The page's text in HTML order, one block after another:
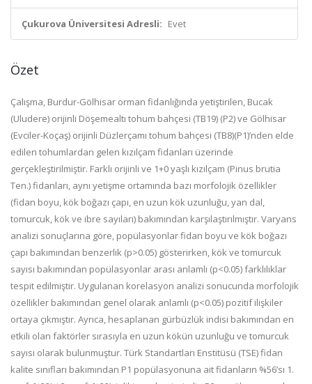
Çukurova Üniversitesi Adresli: Evet
Özet
Çalışma, Burdur-Gölhisar orman fidanlığında yetiştirilen, Bucak
(Uludere) orijinli Döşemealtı tohum bahçesi (TB19) (P2) ve Gölhisar
(Evciler-Koçaş) orijinli Düzlerçamı tohum bahçesi (TB8)(P1)’nden elde
edilen tohumlardan gelen kızılçam fidanları üzerinde
gerçekleştirilmiştir. Farklı orijinli ve 1+0 yaşlı kızılçam (Pinus brutia
Ten.) fidanları, aynı yetişme ortamında bazı morfolojik özellikler
(fidan boyu, kök boğazı çapı, en uzun kök uzunluğu, yan dal,
tomurcuk, kök ve ibre sayıları) bakımından karşılaştırılmıştır. Varyans
analizi sonuçlarına göre, popülasyonlar fidan boyu ve kök boğazı
çapı bakımından benzerlik (p>0.05) gösterirken, kök ve tomurcuk
sayısı bakımından popülasyonlar arası anlamlı (p<0.05) farklılıklar
tespit edilmiştir. Uygulanan korelasyon analizi sonucunda morfolojik
özellikler bakımından genel olarak anlamlı (p<0.05) pozitif ilişkiler
ortaya çıkmıştır. Ayrıca, hesaplanan gürbüzlük indisi bakımından en
etkili olan faktörler sırasıyla en uzun kökün uzunluğu ve tomurcuk
sayısı olarak bulunmuştur. Türk Standartları Enstitüsü (TSE) fidan
kalite sınıfları bakımından P1 popülasyonuna ait fidanların %56’sı 1.